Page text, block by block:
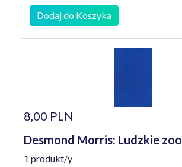
Dodaj do Koszyka
8,00 PLN
Desmond Morris: Ludzkie zoo
1 produkt/y